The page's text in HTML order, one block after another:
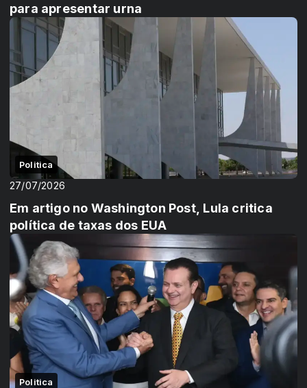
para apresentar urna
Politica
27/07/2026
Em artigo no Washington Post, Lula critica
política de taxas dos EUA
Politica